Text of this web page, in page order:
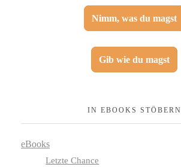
Nimm, was du magst
Gib wie du magst
IN EBOOKS STÖBERN
eBooks
Letzte Chance